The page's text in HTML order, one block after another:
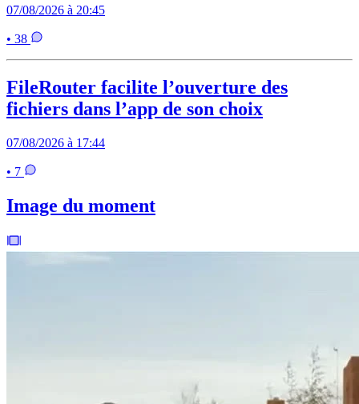
07/08/2026 à 20:45
• 38
FileRouter facilite l’ouverture des
fichiers dans l’app de son choix
07/08/2026 à 17:44
• 7
Image du moment